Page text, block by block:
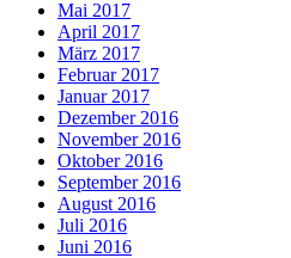
Mai 2017
April 2017
März 2017
Februar 2017
Januar 2017
Dezember 2016
November 2016
Oktober 2016
September 2016
August 2016
Juli 2016
Juni 2016